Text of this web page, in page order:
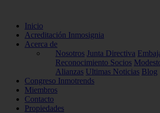
Inicio
Acreditación Inmosignia
Acerca de
Nosotros Junta Directiva
Reconocimiento Socios
Alianzas Ultimas Noticias Blog
Congreso Inmotrends
Miembros
Contacto
Propiedades